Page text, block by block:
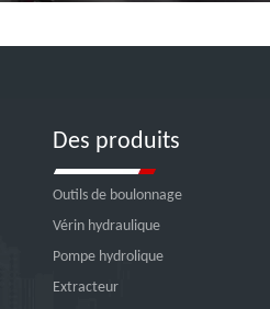
Des produits
Outils de boulonnage
Vérin hydraulique
Pompe hydrolique
Extracteur